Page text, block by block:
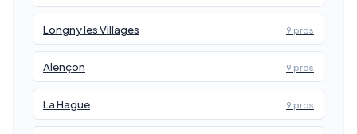
Longny les Villages 9 pros
Alençon 9 pros
La Hague 9 pros